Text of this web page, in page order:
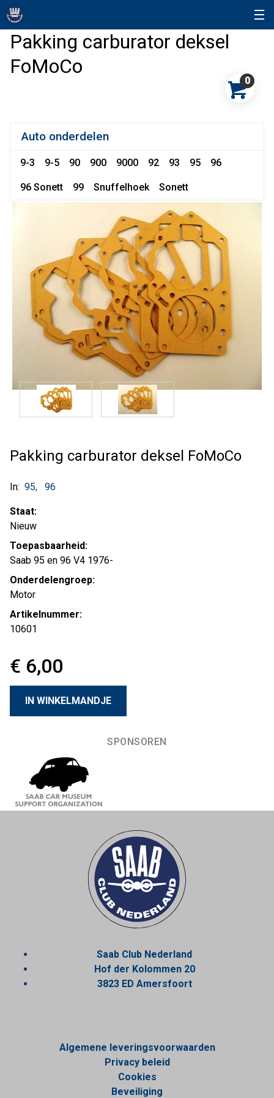
Pakking carburator deksel
FoMoCo
0
Auto onderdelen
9-3 9-5 90 900 9000 92 93 95 96
96 Sonett 99 Snuffelhoek Sonett
Pakking carburator deksel FoMoCo
In: 95 96
Staat:
Nieuw
Toepasbaarheid:
Saab 95 en 96 V4 1976-
Onderdelengroep:
Motor
Artikelnummer:
10601
€ 6,00
SPONSOREN
Saab Club Nederland
Hof der Kolommen 20
3823 ED Amersfoort
Algemene leveringsvoorwaarden
Privacy beleid
Cookies
Beveiliging